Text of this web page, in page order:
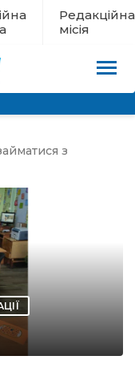
Редакційна
місія
з